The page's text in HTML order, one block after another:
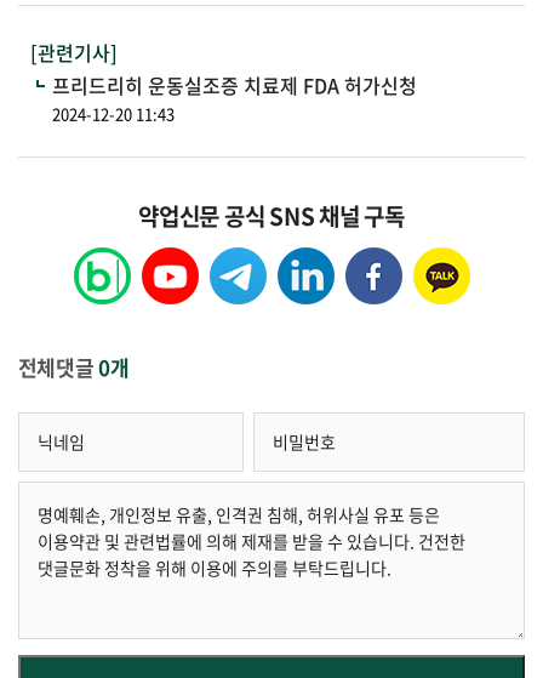
[관련기사]
프리드리히 운동실조증 치료제 FDA 허가신청
2024-12-20 11:43
약업신문 공식 SNS 채널 구독
전체댓글0개